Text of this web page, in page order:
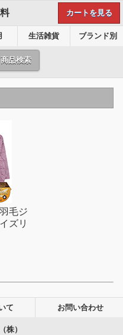
カートを見る
生活雑貨 ブランド別
商品検索
毛ジ
ズリ
て お問い合わせ
株）